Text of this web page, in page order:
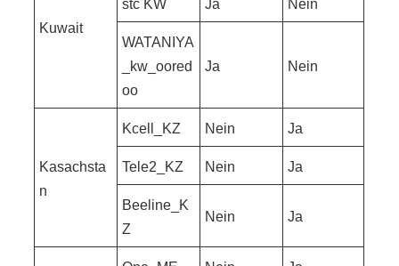
Kuwait
stc KW Ja Nein
WATANIYA
_kw_oored
oo
Ja Nein
Kasachsta
n
Kcell_KZ Nein Ja
Tele2_KZ Nein Ja
Beeline_K
Z
Nein Ja